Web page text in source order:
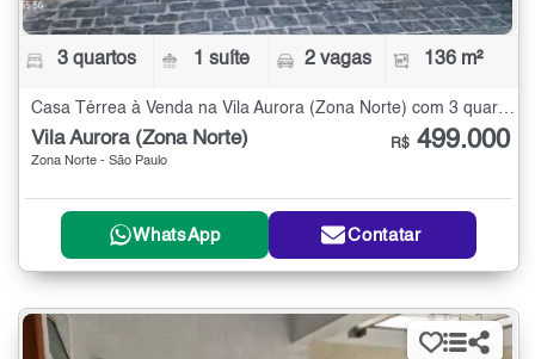
3 quartos 1 suíte 2 vagas 136 m²
Casa Térrea à Venda na Vila Aurora (Zona Norte) com 3 quartos - 136 m²
Vila Aurora (Zona Norte)
Zona Norte - São Paulo
R$ 499.000
WhatsApp Contatar